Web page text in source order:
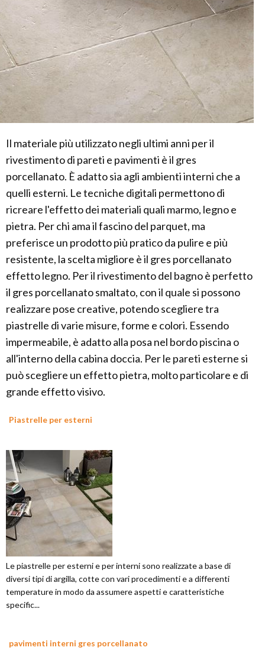
Il materiale più utilizzato negli ultimi anni per il
rivestimento di pareti e pavimenti è il gres
porcellanato. È adatto sia agli ambienti interni che a
quelli esterni. Le tecniche digitali permettono di
ricreare l'effetto dei materiali quali marmo, legno e
pietra. Per chi ama il fascino del parquet, ma
preferisce un prodotto più pratico da pulire e più
resistente, la scelta migliore è il gres porcellanato
effetto legno. Per il rivestimento del bagno è perfetto
il gres porcellanato smaltato, con il quale si possono
realizzare pose creative, potendo scegliere tra
piastrelle di varie misure, forme e colori. Essendo
impermeabile, è adatto alla posa nel bordo piscina o
all'interno della cabina doccia. Per le pareti esterne si
può scegliere un effetto pietra, molto particolare e di
grande effetto visivo.
Piastrelle per esterni
Le piastrelle per esterni e per interni sono realizzate a base di
diversi tipi di argilla, cotte con vari procedimenti e a differenti
temperature in modo da assumere aspetti e caratteristiche
specific...
pavimenti interni gres porcellanato